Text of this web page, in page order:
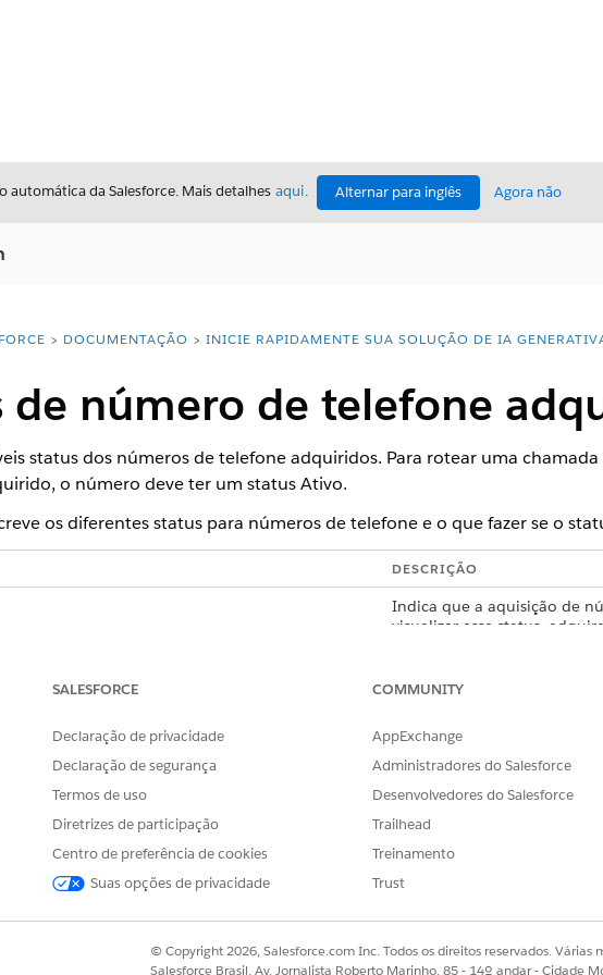
da Salesforce. Mais detalhes aqui. Alternar para inglês Agora não
DOCUMENTAÇÃO INICIE RAPIDAMENTE SUA SOLUÇÃO DE IA
de número de telefone
status dos números de telefone adquiridos. Para rotear uma
o número deve ter um status Ativo.
os diferentes status para números de telefone e o que fazer se o
DESCRIÇÃO
Indica que a aquisição de
visualizar esse status,
número está totalmente
Indica que o processo de
aquisição de número de
Indica que a solicitação de
pouco e atualize o status.
SEU PROBLEMA?
SALESFORCE
Declaração de privacidade
Declaração de segurança
Termos de uso
Diretrizes de participação
Centro de preferência de cookies
Suas opções de privacidade
COMMUNITY
AppExchange
Administradores do Salesforce
Desenvolvedores do Salesforce
Trailhead
Treinamento
Trust
© Copyright 2026, Salesforce.com Inc. Todos os direitos reservados. Várias
Salesforce Brasil, Av. Jornalista Roberto Marinho, 85 - 14º andar - Cidade